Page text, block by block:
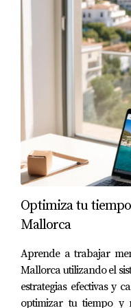
encuentros mensuales
compartir experiencias
más su reputación
inmobiliaria. Esta
referencias, sino que
otros agentes
duplicado sus ingresos
conexiones.
Caso de
Formación
La formación continua
agente joven en eXp
tiempo y recursos en
cursos sobre
Optimiza tu
Mallorca
Aprende a trabajar
Mallorca utilizando el
estrategias efectivas y
optimizar tu tiempo y